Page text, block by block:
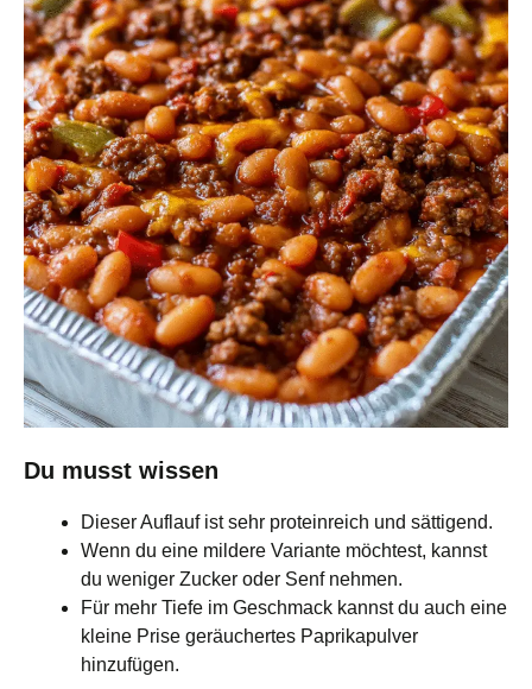
Du musst wissen
Dieser Auflauf ist sehr proteinreich und sättigend.
Wenn du eine mildere Variante möchtest, kannst
du weniger Zucker oder Senf nehmen.
Für mehr Tiefe im Geschmack kannst du auch eine
kleine Prise geräuchertes Paprikapulver
hinzufügen.